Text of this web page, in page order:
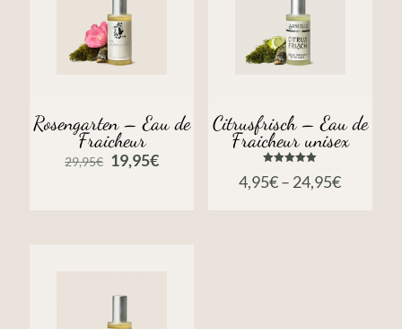
Rosengarten – Eau de
Fraicheur
29,95€ Ursprünglicher
19,95€Aktueller
Citrusfrisch – Eau de
Fraicheur unisex
mit
4,95€– 24,95€